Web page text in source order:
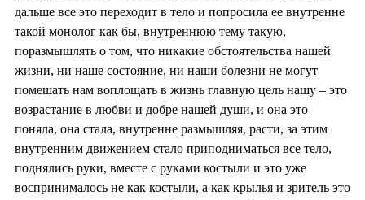
дальше все это переходит в тело и попросила ее внутренне
такой монолог как бы, внутреннюю тему такую,
поразмышлять о том, что никакие обстоятельства нашей
жизни, ни наше состояние, ни наши болезни не могут
помешать нам воплощать в жизнь главную цель нашу – это
возрастание в любви и добре нашей души, и она это
поняла, она стала, внутренне размышляя, расти, за этим
внутренним движением стало приподниматься все тело,
поднялись руки, вместе с руками костыли и это уже
воспринималось не как костыли, а как крылья и зритель это